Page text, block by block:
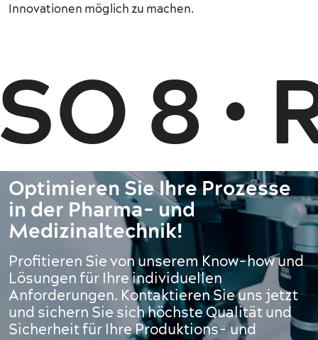
Innovationen möglich zu machen.
8 •
Optimieren Sie Ihre Prozesse
in der Pharma- und
Medizinaltechnik!
Profitieren Sie von unserem Know-how und
Lösungen für Ihre individuellen
Anforderungen. Kontaktieren Sie uns jetzt
und sichern Sie sich höchste Qualität und
Sicherheit für Ihre Produktions- und